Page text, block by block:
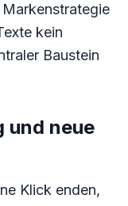
kein
Baustein
und neue
Klick enden,